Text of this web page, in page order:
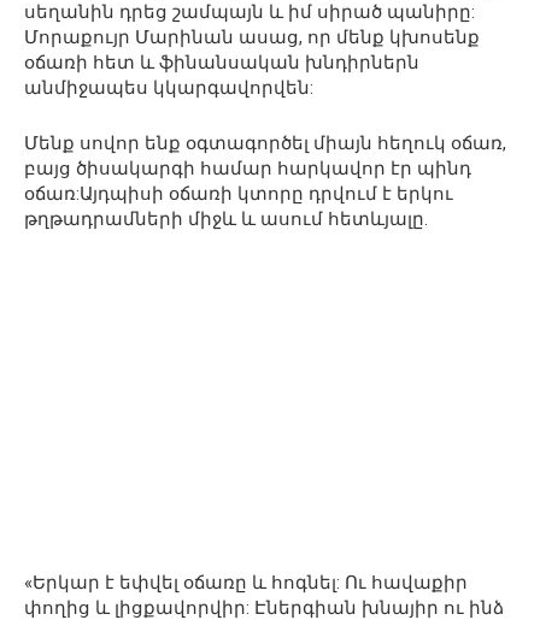
սեղանին դրեց շամպայն և իմ սիրած պանիրը:
Մորաքույր Մարինան ասաց, որ մենք կխոսենք
օճառի հետ և ֆինանսական խնդիրներն
անմիջապես կկարգավորվեն:
Մենք սովոր ենք օգտագործել միայն հեղուկ օճառ,
բայց ծիսակարգի համար հարկավոր էր պինդ
օճառ:Այդպիսի օճառի կտորը դրվում է երկու
թղթադրամների միջև և ասում հետևյալը.
«Երկար է եփվել օճառը և հոգնել: Ու հավաքիր
փողից և լիցքավորվիր: Էներգիան խնայիր ու ինձ